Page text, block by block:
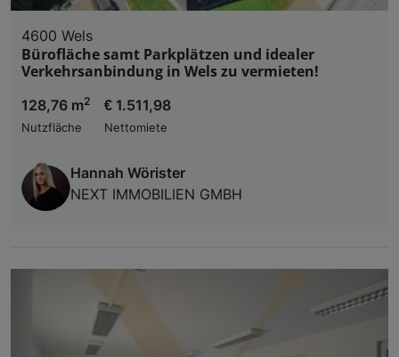
4600 Wels
Bürofläche samt Parkplätzen und idealer
Verkehrsanbindung in Wels zu vermieten!
128,76 m2
Nutzfläche
€ 1.511,98
Nettomiete
Hannah Wörister
NEXT IMMOBILIEN GMBH